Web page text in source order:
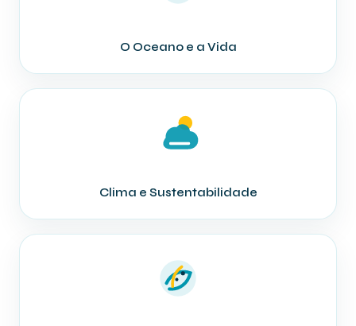
O Oceano e a Vida
Clima e Sustentabilidade